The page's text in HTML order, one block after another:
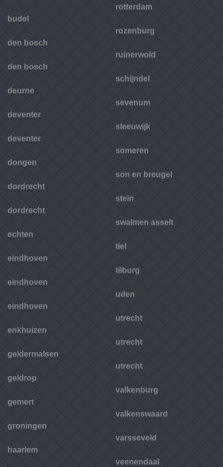
budel
den bosch
den bosch
deurne
deventer
deventer
dongen
dordrecht
dordrecht
echten
eindhoven
eindhoven
eindhoven
enkhuizen
geldermalsen
geldrop
gemert
groningen
haarlem
rotterdam
rozenburg
ruinerwold
schijndel
sevenum
sleeuwijk
someren
son en breugel
stein
swalmen asselt
tiel
tilburg
uden
utrecht
utrecht
utrecht
valkenburg
valkenswaard
varsseveld
veenendaal